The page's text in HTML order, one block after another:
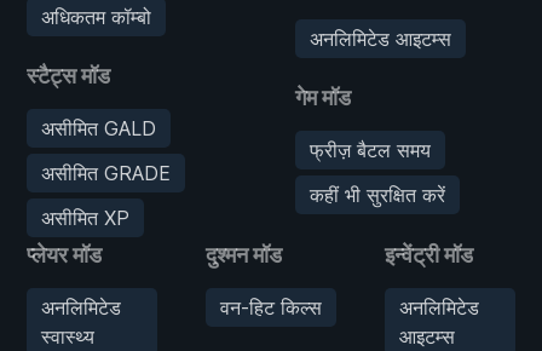
अधिकतम कॉम्बो
स्टैट्स मॉड
असीमित GALD
असीमित GRADE
असीमित XP
अनलिमिटेड आइटम्स
गेम मॉड
फ्रीज़ बैटल समय
कहीं भी सुरक्षित करें
प्लेयर मॉड
अनलिमिटेड
स्वास्थ्य
दुश्मन मॉड
वन-हिट किल्स
इन्वेंट्री मॉड
अनलिमिटेड
आइटम्स